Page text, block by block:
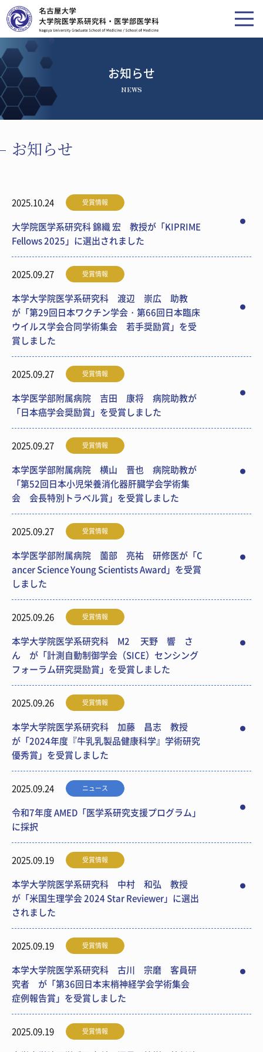
お知らせ
NEWS
お知らせ
2025.10.24 受賞情報
大学院医学系研究科 錦織 宏 教授が「KIPRIME
Fellows 2025」に選出されました
2025.09.27 受賞情報
本学大学院医学系研究科 渡辺 崇広 助教
が「第29回日本ワクチン学会・第66回日本臨床
ウイルス学会合同学術集会 若手奨励賞」を受
賞しました
2025.09.27 受賞情報
本学医学部附属病院 吉田 康将 病院助教が
「日本癌学会奨励賞」を受賞しました
2025.09.27 受賞情報
本学医学部附属病院 横山 晋也 病院助教が
「第52回日本小児栄養消化器肝臓学会学術集
会 会長特別トラベル賞」を受賞しました
2025.09.27 受賞情報
本学医学部附属病院 薗部 亮祐 研修医が「C
ancer Science Young Scientists Award」を受賞
しました
2025.09.26 受賞情報
本学大学院医学系研究科 M2 天野 響 さ
ん が「計測自動制御学会（SICE）センシング
フォーラム研究奨励賞」を受賞しました
2025.09.26 受賞情報
本学大学院医学系研究科 加藤 昌志 教授
が「2024年度『牛乳乳製品健康科学』学術研究
優秀賞」を受賞しました
2025.09.24 ニュース
令和7年度 AMED「医学系研究支援プログラム」
に採択
2025.09.19 受賞情報
本学大学院医学系研究科 中村 和弘 教授
が「米国生理学会 2024 Star Reviewer」に選出
されました
2025.09.19 受賞情報
本学大学院医学系研究科 古川 宗磨 客員研
究者 が「第36回日本末梢神経学会学術集会
症例報告賞」を受賞しました
2025.09.19 受賞情報